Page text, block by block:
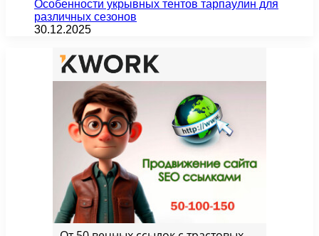
Особенности укрывных тентов тарпаулин для
различных сезонов
30.12.2025